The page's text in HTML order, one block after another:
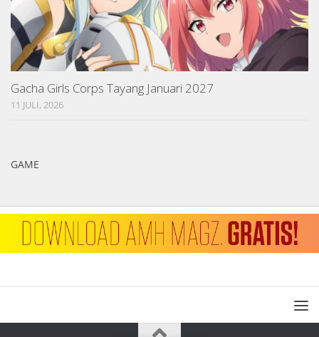
Gacha Girls Corps Tayang Januari 2027
11 JULI, 2026
GAME